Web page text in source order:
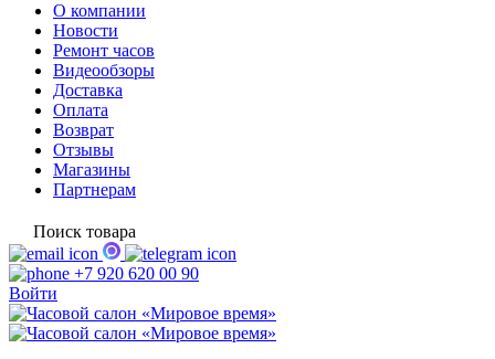
О компании
Новости
Ремонт часов
Видеообзоры
Доставка
Оплата
Возврат
Отзывы
Магазины
Партнерам
Поиск товара
+7 920 620 00 90
Войти